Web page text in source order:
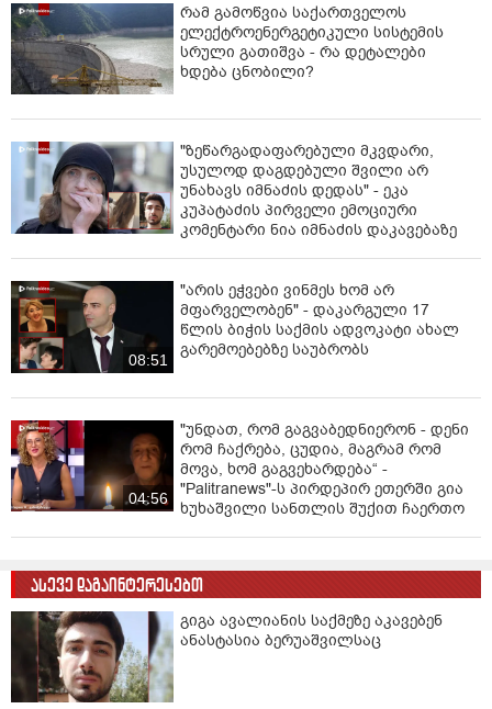
რამ გამოწვია საქართველოს
ელექტროენერგეტიკული სისტემის
სრული გათიშვა - რა დეტალები
ხდება ცნობილი?
"ზეწარგადაფარებული მკვდარი,
უსულოდ დაგდებული შვილი არ
უნახავს იმნაძის დედას" - ეკა
კუპატაძის პირველი ემოციური
კომენტარი ნია იმნაძის დაკავებაზე
08:51
"არის ეჭვები ვინმეს ხომ არ
მფარველობენ" - დაკარგული 17
წლის ბიჭის საქმის ადვოკატი ახალ
გარემოებებზე საუბრობს
04:56
"უნდათ, რომ გაგვაბედნიერონ - დენი
რომ ჩაქრება, ცუდია, მაგრამ რომ
მოვა, ხომ გაგვეხარდება“ -
"Palitranews"-ს პირდეპირ ეთერში გია
ხუხაშვილი სანთლის შუქით ჩაერთო
ასევე დაგაინტერესებთ
გიგა ავალიანის საქმეზე აკავებენ
ანასტასია ბერუაშვილსაც